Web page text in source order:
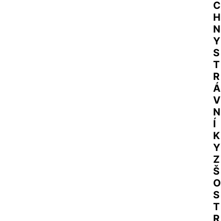
C
H
N
Y
S
T
R
Á
V
N
Í
K
Y
Z
Š
O
S
T